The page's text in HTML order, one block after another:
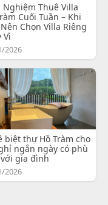
Nghiệm Thuê Villa
Cuối Tuần – Khi
Chọn Villa Riêng
Vì
2026
biệt thự Hồ Tràm cho
ngắn ngày có phù
gia đình
2026